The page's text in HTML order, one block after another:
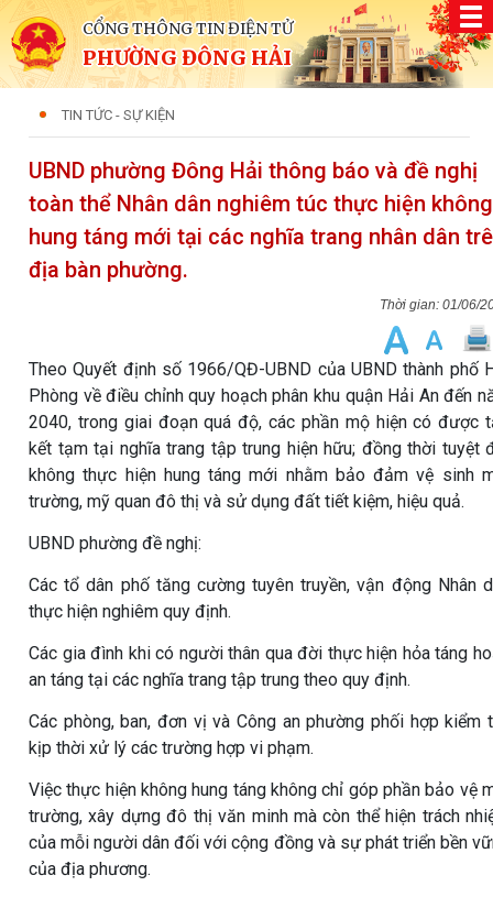
CỔNG THÔNG TIN ĐIỆN TỬ
PHƯỜNG ĐÔNG HẢI
TIN TỨC - SỰ KIỆN
UBND phường Đông Hải thông báo và đề nghị
toàn thể Nhân dân nghiêm túc thực hiện không
hung táng mới tại các nghĩa trang nhân dân
địa bàn phường.
01/06/
Theo Quyết định số 1966/QĐ-UBND của UBND thành phố
Phòng về điều chỉnh quy hoạch phân khu quận Hải An đến
2040, trong giai đoạn quá độ, các phần mộ hiện có được
kết tạm tại nghĩa trang tập trung hiện hữu; đồng thời tuyệt
không thực hiện hung táng mới nhằm bảo đảm vệ sinh
trường, mỹ quan đô thị và sử dụng đất tiết kiệm, hiệu quả.
UBND phường đề nghị:
Các tổ dân phố tăng cường tuyên truyền, vận động Nhân
thực hiện nghiêm quy định.
Các gia đình khi có người thân qua đời thực hiện hỏa táng
an táng tại các nghĩa trang tập trung theo quy định.
Các phòng, ban, đơn vị và Công an phường phối hợp kiểm
kịp thời xử lý các trường hợp vi phạm.
Việc thực hiện không hung táng không chỉ góp phần bảo vệ
trường, xây dựng đô thị văn minh mà còn thể hiện trách
của mỗi người dân đối với cộng đồng và sự phát triển bền
của địa phương.